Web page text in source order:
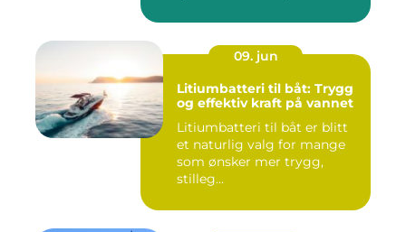
09. jun
Litiumbatteri til båt: Trygg
og effektiv kraft på vannet
Litiumbatteri til båt er blitt
et naturlig valg for mange
som ønsker mer trygg,
stilleg...